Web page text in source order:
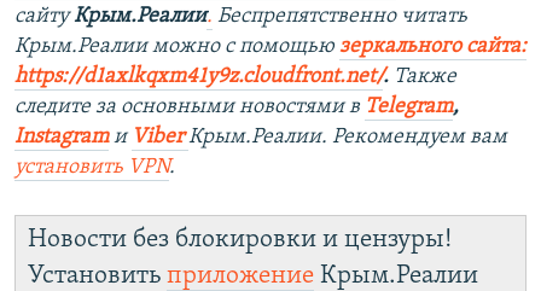
сайтуКрым.Реалии. Беспрепятственно читать
Крым.Реалии можно с помощью зеркального сайта:
https://d1axlkqxm41y9z.cloudfront.net/. ​ Также
следите за основными новостями в Telegram,
Instagram и ViberКрым.Реалии. Рекомендуем вам
установить VPN.
Новости без блокировки и цензуры!
Установить приложение Крым.Реалии